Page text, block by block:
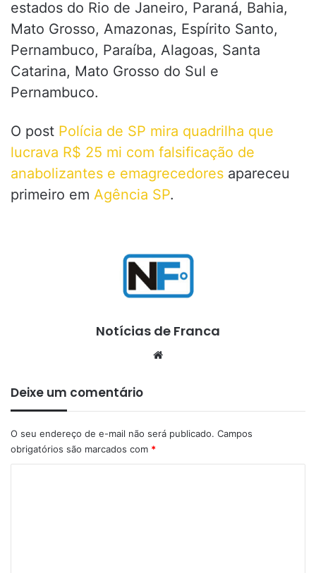
estados do Rio de Janeiro, Paraná, Bahia,
Mato Grosso, Amazonas, Espírito Santo,
Pernambuco, Paraíba, Alagoas, Santa
Catarina, Mato Grosso do Sul e
Pernambuco.
O post Polícia de SP mira quadrilha que
lucrava R$ 25 mi com falsificação de
anabolizantes e emagrecedores apareceu
primeiro em Agência SP.
Notícias de Franca
Deixe um comentário
O seu endereço de e-mail não será publicado. Campos
obrigatórios são marcados com *